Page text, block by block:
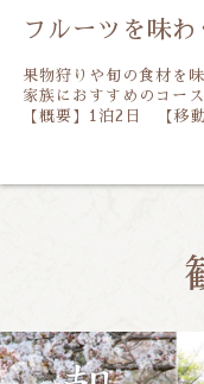
フルーツを味
果物狩りや旬の食材を
家族におすすめのコース
【概要】1泊2日 【移